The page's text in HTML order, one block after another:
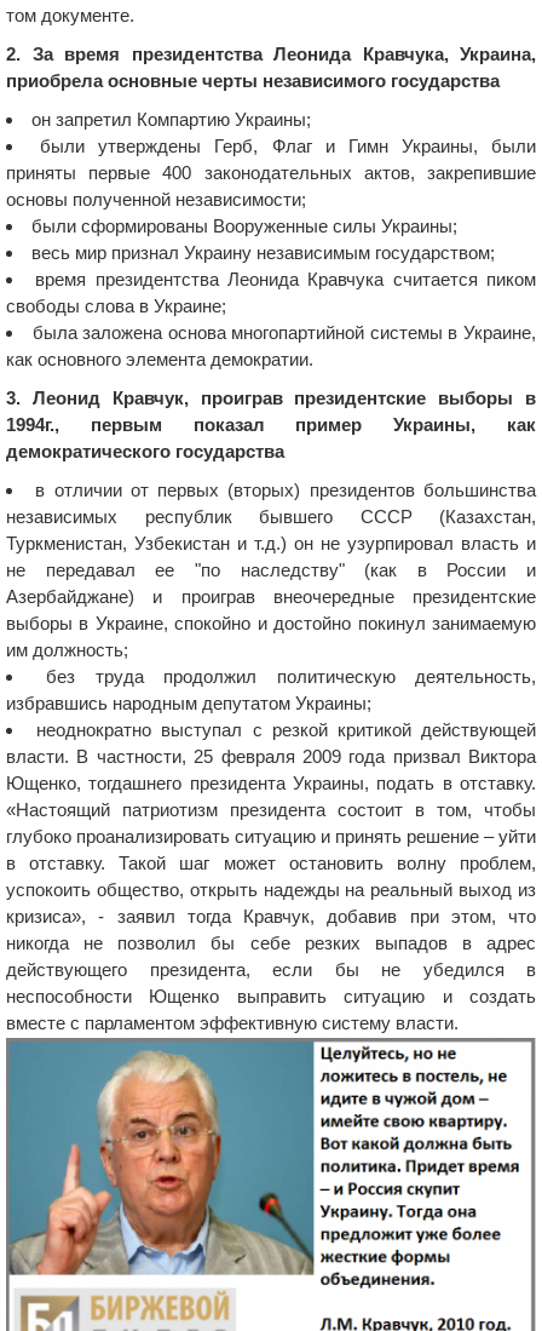
том документе.
2. За время президентства Леонида Кравчука, Украина,
приобрела основные черты независимого государства
он запретил Компартию Украины;
были утверждены Герб, Флаг и Гимн Украины, были
приняты первые 400 законодательных актов, закрепившие
основы полученной независимости;
были сформированы Вооруженные силы Украины;
весь мир признал Украину независимым государством;
время президентства Леонида Кравчука считается пиком
свободы слова в Украине;
была заложена основа многопартийной системы в Украине,
как основного элемента демократии.
3. Леонид Кравчук, проиграв президентские выборы в
1994г., первым показал пример Украины, как
демократического государства
в отличии от первых (вторых) президентов большинства
независимых республик бывшего СССР (Казахстан,
Туркменистан, Узбекистан и т.д.) он не узурпировал власть и
не передавал ее "по наследству" (как в России и
Азербайджане) и проиграв внеочередные президентские
выборы в Украине, спокойно и достойно покинул занимаемую
им должность;
без труда продолжил политическую деятельность,
избравшись народным депутатом Украины;
неоднократно выступал с резкой критикой действующей
власти. В частности, 25 февраля 2009 года призвал Виктора
Ющенко, тогдашнего президента Украины, подать в отставку.
«Настоящий патриотизм президента состоит в том, чтобы
глубоко проанализировать ситуацию и принять решение – уйти
в отставку. Такой шаг может остановить волну проблем,
успокоить общество, открыть надежды на реальный выход из
кризиса», - заявил тогда Кравчук, добавив при этом, что
никогда не позволил бы себе резких выпадов в адрес
действующего президента, если бы не убедился в
неспособности Ющенко выправить ситуацию и создать
вместе с парламентом эффективную систему власти.